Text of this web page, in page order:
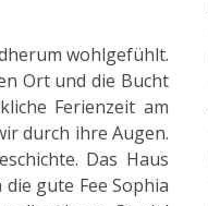
wohlgefühlt.
Ort und die Bucht
Ferienzeit am
durch ihre Augen.
Das Haus
gute Fee Sophia